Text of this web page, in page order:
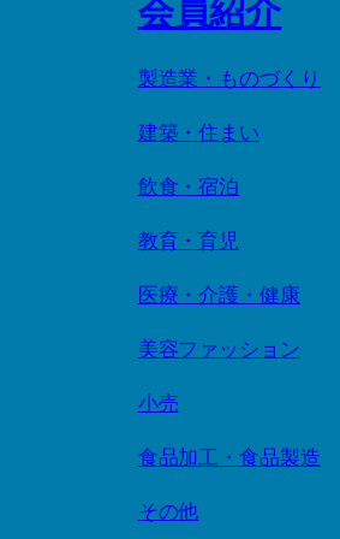
会員紹介
製造業・ものづくり
建築・住まい
飲食・宿泊
教育・育児
医療・介護・健康
美容ファッション
小売
食品加工・食品製造
その他